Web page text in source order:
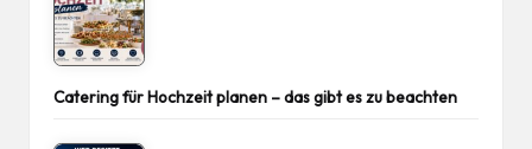
Catering für Hochzeit planen – das gibt es zu beachten